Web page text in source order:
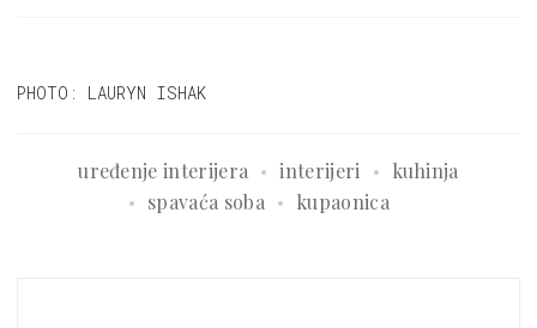
PHOTO: LAURYN ISHAK
uređenje interijera interijeri
kuhinja
spavaća soba
kupaonica